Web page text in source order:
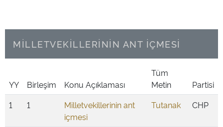
MİLLETVEKİLLERİNİN ANT İÇMESİ
YY Birleşim Konu Açıklaması
Tüm
Metin
Partisi
1
1
Milletvekillerinin ant
içmesi
Tutanak CHP